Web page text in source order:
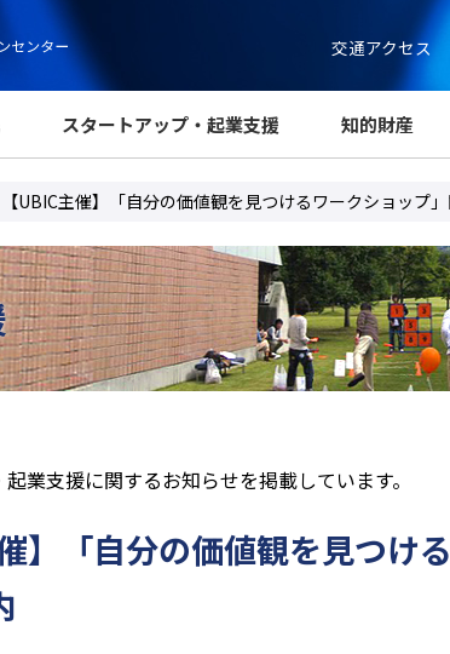
交通アクセス
スタートアップ・起業支援 知的財産
【UBIC主催】「自分の価値観を見つけるワークショップ
業支援に関するお知らせを掲載しています。
催】「自分の価値観を見つけ